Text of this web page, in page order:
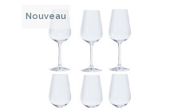
Nouveau